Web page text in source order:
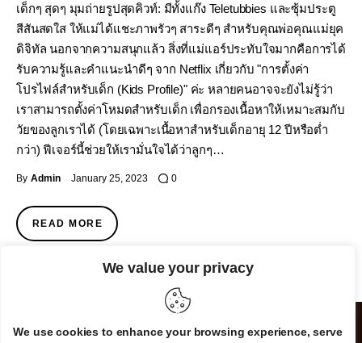
We value your privacy
We use cookies to enhance your browsing experience, serve
เด็กๆ สุดๆ มุมถ่ายรูปสุดคิวท์: มีทั้งแก๊ง Teletubbies และซุ้มประตู
สีสันสดใส ให้แม่ได้แชะภาพรัวๆ สาระดีๆ สำหรับคุณพ่อคุณแม่ยุค
ดิจิทัล นอกจากความสนุกแล้ว สิ่งที่แม่แอร์ประทับใจมากคือการได้
รับความรู้และคำแนะนำดีๆ จาก Netflix เกี่ยวกับ "การตั้งค่า
โปรไฟล์สำหรับเด็ก (Kids Profile)" ค่ะ หลายคนอาจจะยังไม่รู้ว่า
เราสามารถตั้งค่าโหมดสำหรับเด็ก เพื่อกรองเนื้อหาให้เหมาะสมกับ
วัยของลูกเราได้ (โดยเฉพาะเนื้อหาสำหรับเด็กอายุ 12 ปีหรือต่ำ
กว่า) ฟีเจอร์นี้ช่วยให้เรามั่นใจได้ว่าลูกๆ…
By Admin January 25, 2023 0
READ MORE